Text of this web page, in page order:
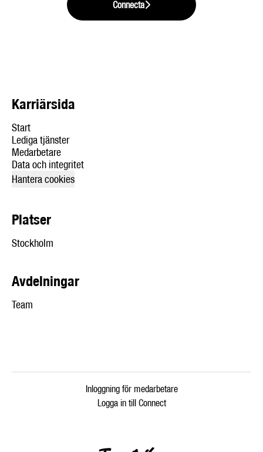
Connecta
Karriärsida
Start
Lediga tjänster
Medarbetare
Data och integritet
Hantera cookies
Platser
Stockholm
Avdelningar
Team
Inloggning för medarbetare
Logga in till Connect